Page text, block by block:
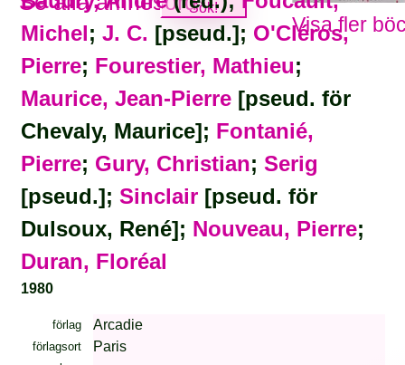
Visa fler
Michel; J. C. [pseud.]; O'Cléros,
Pierre; Fourestier, Mathieu;
Maurice, Jean-Pierre[pseud. för
Chevaly, Maurice]; Fontanié,
Pierre; Gury, Christian; Serig
[pseud.]; Sinclair[pseud. för
Dulsoux, René]; Nouveau, Pierre;
Duran, Floréal
1980
förlag Arcadie
förlagsort Paris